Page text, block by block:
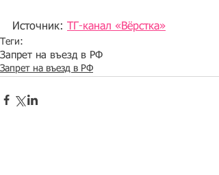
Источник: ТГ-канал «Вёрстка»
Теги:
Запрет на въезд в РФ
Запрет на въезд в РФ